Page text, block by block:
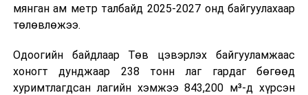
мянган ам метр талбайд 2025-2027 онд байгуулахаар
төлөвлөжээ.
Одоогийн байдлаар Төв цэвэрлэх байгууламжаас
хоногт дунджаар 238 тонн лаг гардаг бөгөөд
хуримтлагдсан лагийн хэмжээ 843,200 м³-д хүрсэн